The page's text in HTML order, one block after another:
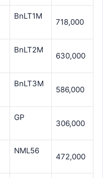
BnLT1M
718,000
BnLT2M
630,000
BnLT3M
586,000
GP
306,000
NML56
472,000